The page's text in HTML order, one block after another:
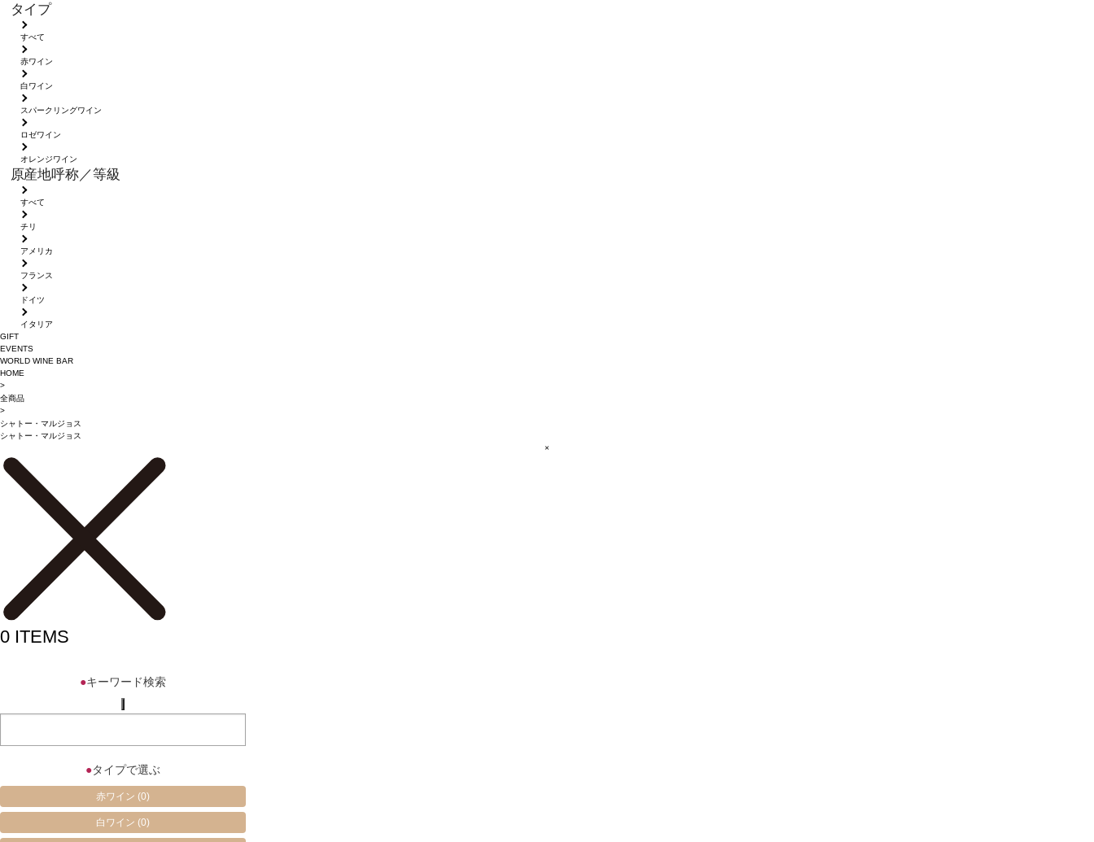
タイプ
すべて
赤ワイン
白ワイン
スパークリングワイン
ロゼワイン
オレンジワイン
原産地呼称／等級
すべて
チリ
アメリカ
フランス
ドイツ
イタリア
GIFT
EVENTS
WORLD WINE BAR
HOME
>
全商品
>
シャトー・マルジョス
シャトー・マルジョス
×
0 ITEMS
●キーワード検索
●タイプで選ぶ
赤ワイン(0)
白ワイン(0)